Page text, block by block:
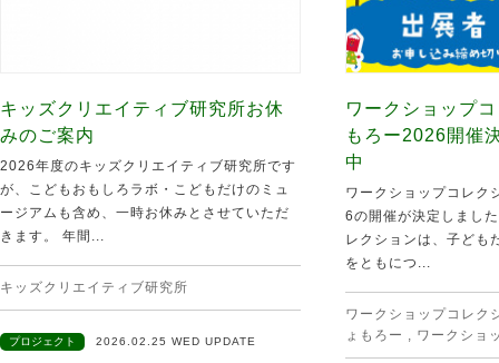
キッズクリエイティブ研究所お休
みのご案内
2026年度のキッズクリエイティブ研究所です
が、こどもおもしろラボ・こどもだけのミュ
ージアムも含め、一時お休みとさせていただ
きます。 年間...
キッズクリエイティブ研究所
プロジェクト 2026.02.25 WED UPDATE
ワークショップ
もろー2026開催
中
ワークショップコレク
6の開催が決定しまし
レクションは、子ども
をともにつ...
ワークショップコレク
ょもろー , ワークショ